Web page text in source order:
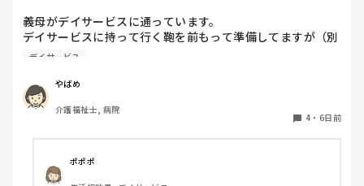
義母がデイサービスに通っています。
デイサービスに持って行く鞄を前もって準備してますが（別
居なので）、義母が鞄の中を触ってしまいます。デイサービ
行く前に最終確認してもらう事って可能ですか？
忙しいのに、そんな事を頼むのはどうなのか⋯と思いまし
て、教えて下さい
デイサービス
やばめ
介護福祉士, 病院
4 ・ 6日前
ポポポ